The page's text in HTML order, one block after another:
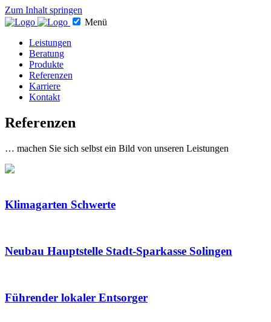
Zum Inhalt springen
Menü
Leistungen
Beratung
Produkte
Referenzen
Karriere
Kontakt
Referenzen
… machen Sie sich selbst ein Bild von unseren Leistungen
Klimagarten Schwerte
Neubau Hauptstelle Stadt-Sparkasse Solingen
Führender lokaler Entsorger